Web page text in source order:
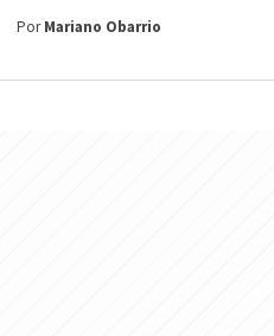
PorMariano Obarrio